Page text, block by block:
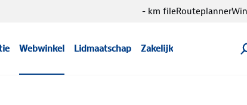
Webwinkel Lidmaatschap Zakelijk
- km fileRouteplanner